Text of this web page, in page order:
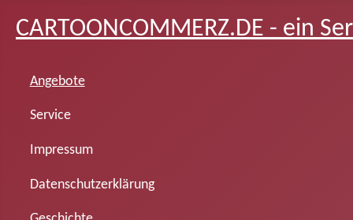
CARTOONCOMMERZ.DE - ein
Angebote
Service
Impressum
Datenschutzerklärung